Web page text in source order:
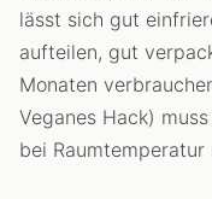
lässt sich gut
aufteilen, gut
Monaten
Veganes Hack)
bei